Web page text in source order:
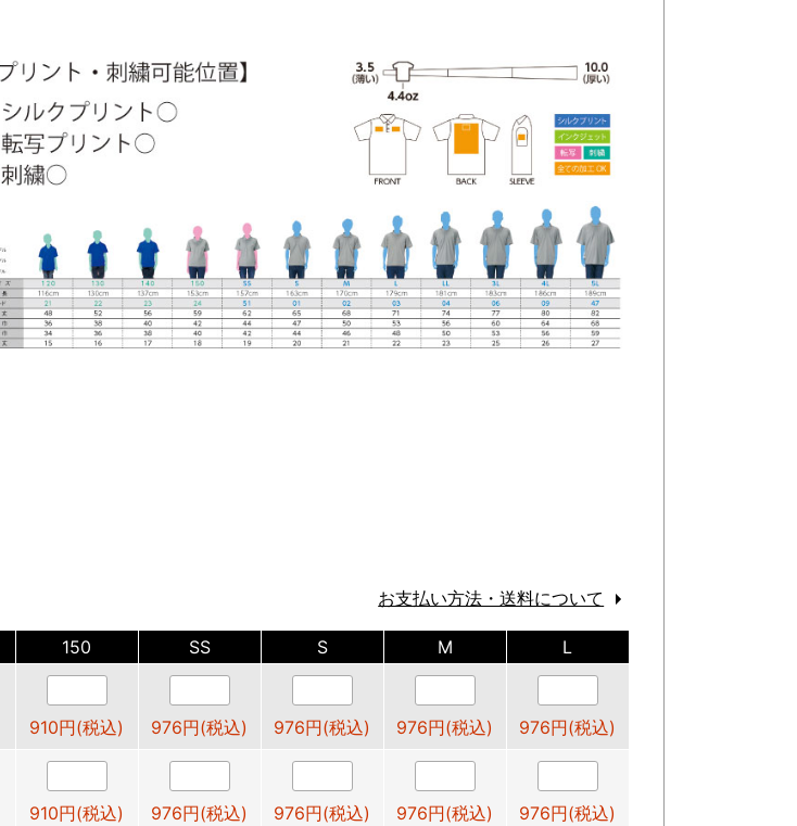
お支払い方法・送料について
150 SS S M L
910円(税込) 976円(税込) 976円(税込) 976円(税込) 976円(税込)
910円(税込) 976円(税込) 976円(税込) 976円(税込) 976円(税込)